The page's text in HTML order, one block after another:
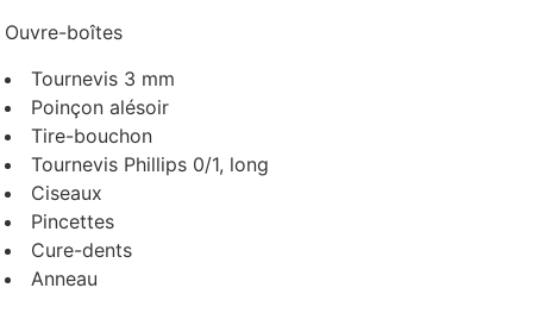
Ouvre-boîtes
Tournevis 3 mm
Poinçon alésoir
Tire-bouchon
Tournevis Phillips 0/1, long
Ciseaux
Pincettes
Cure-dents
Anneau